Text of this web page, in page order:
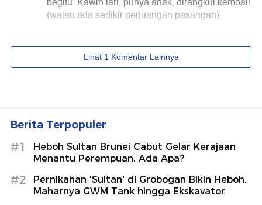
Berita Terpopuler
#1
Heboh Sultan Brunei Cabut Gelar Kerajaan
Menantu Perempuan, Ada Apa?
#2
Pernikahan 'Sultan' di Grobogan Bikin Heboh,
Maharnya GWM Tank hingga Ekskavator